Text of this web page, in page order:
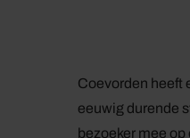
Coevorden heeft
eeuwig durende
bezoeker mee